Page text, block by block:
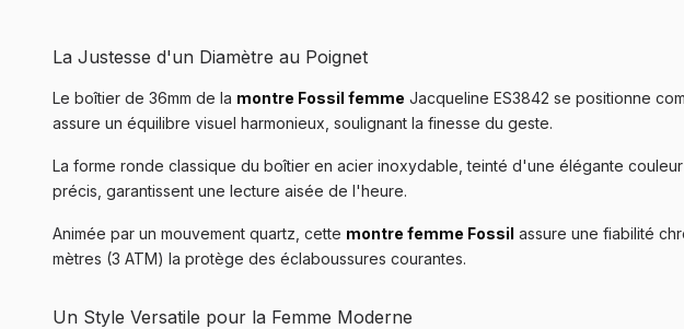
La Justesse d'un Diamètre au Poignet
Le boîtier de 36mm de la montre Fossil femme Jacqueline ES3842 se positionne
assure un équilibre visuel harmonieux, soulignant la finesse du geste.
La forme ronde classique du boîtier en acier inoxydable, teinté d'une élégante
précis, garantissent une lecture aisée de l'heure.
Animée par un mouvement quartz, cette montre femme Fossil assure une fiabilité
mètres (3 ATM) la protège des éclaboussures courantes.
Un Style Versatile pour la Femme Moderne